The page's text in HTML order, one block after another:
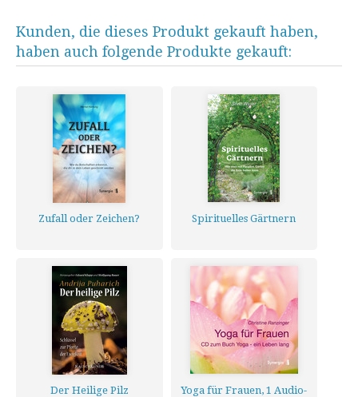
Kunden, die dieses Produkt gekauft haben,
haben auch folgende Produkte gekauft:
Zufall oder Zeichen? Spirituelles Gärtnern
Der Heilige Pilz
Yoga für Frauen, 1 Audio-